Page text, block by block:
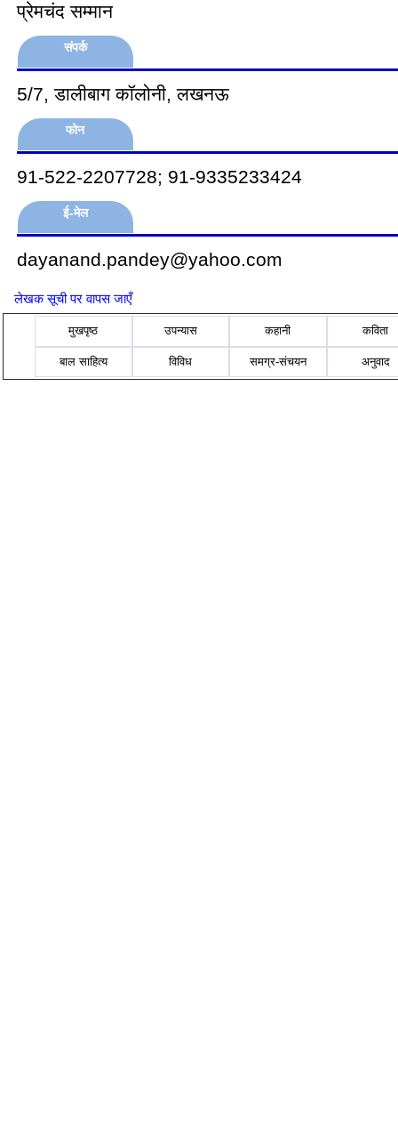
प्रेमचंद सम्मान
संपर्क
5/7, डालीबाग कॉलोनी, लखनऊ
फोन
91-522-2207728; 91-9335233424
ई-मेल
dayanand.pandey@yahoo.com
लेखक सूची पर वापस जाएँ
मुखपृष्ठ उपन्यास कहानी कविता
बाल साहित्य विविध समग्र-संचयन अनुवाद